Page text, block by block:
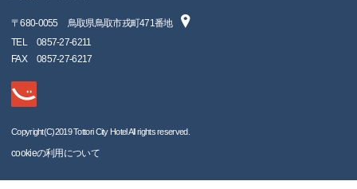
〒680-0055
鳥取県鳥取市戎町471番地
TEL
0857-27-6211
FAX
0857-27-6217
Copyright(C)2019 Tottori City Hotel All rights reserved.
cookieの利用について